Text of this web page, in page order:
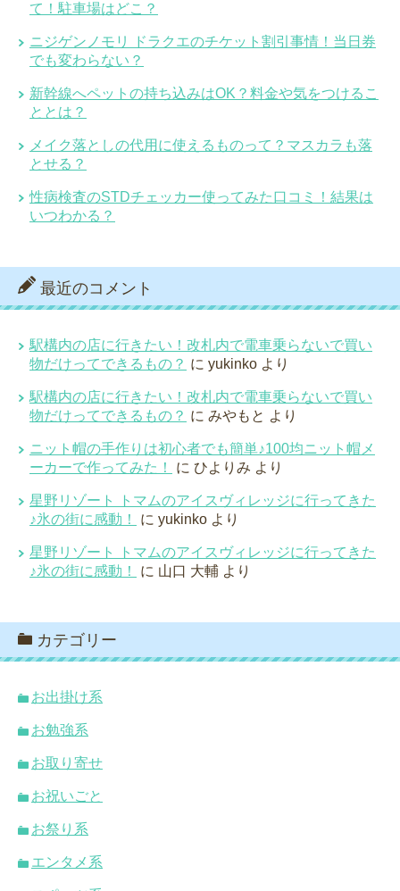
て！駐車場はどこ？
ニジゲンノモリ ドラクエのチケット割引事情！当日券
でも変わらない？
新幹線へペットの持ち込みはOK？料金や気をつけるこ
ととは？
メイク落としの代用に使えるものって？マスカラも落
とせる？
性病検査のSTDチェッカー使ってみた口コミ！結果は
いつわかる？
最近のコメント
駅構内の店に行きたい！改札内で電車乗らないで買い
物だけってできるもの？ に yukinko より
駅構内の店に行きたい！改札内で電車乗らないで買い
物だけってできるもの？ に みやもと より
ニット帽の手作りは初心者でも簡単♪100均ニット帽メ
ーカーで作ってみた！
に ひよりみ より
星野リゾート トマムのアイスヴィレッジに行ってきた
♪氷の街に感動！
に yukinko より
星野リゾート トマムのアイスヴィレッジに行ってきた
♪氷の街に感動！
に 山口 大輔 より
カテゴリー
お出掛け系
お勉強系
お取り寄せ
お祝いごと
お祭り系
エンタメ系